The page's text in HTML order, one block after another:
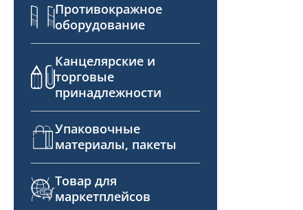
Противокражное
оборудование
Канцелярские и
торговые
принадлежности
Упаковочные
материалы, пакеты
Товар для
маркетплейсов